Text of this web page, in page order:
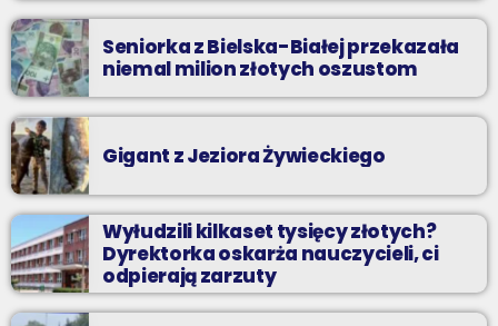
Seniorka z Bielska-Białej przekazała
niemal milion złotych oszustom
Gigant z Jeziora Żywieckiego
Wyłudzili kilkaset tysięcy złotych?
Dyrektorka oskarża nauczycieli, ci
odpierają zarzuty